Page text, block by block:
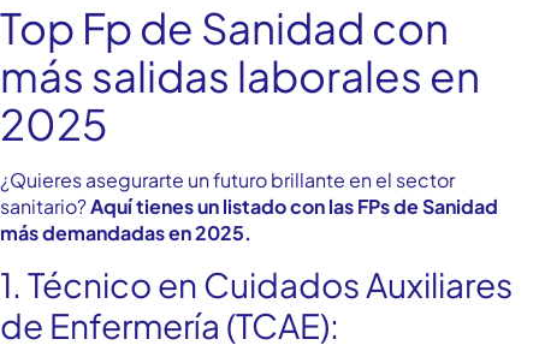
Top Fp de Sanidad con
más salidas laborales en
2025
¿Quieres asegurarte un futuro brillante en el sector
sanitario?Aquí tienes un listado con las FPs de Sanidad
más demandadas en 2025.
1. Técnico en Cuidados Auxiliares
de Enfermería (TCAE):